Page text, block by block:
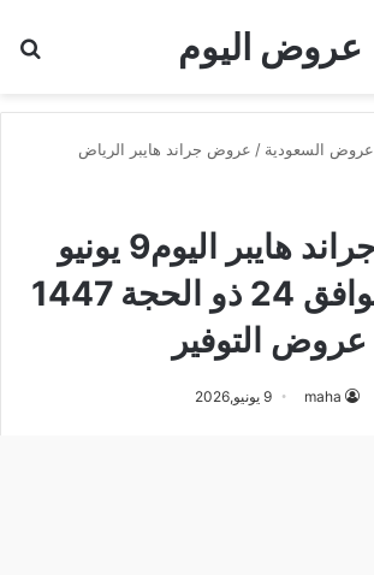
عروض اليوم
عروض السعودية / عروض جراند هايبر الرياض
عروض جراند هايبر اليوم9 يونيو
2026 الموافق 24 ذو الحجة 1447
عروض التوفير
maha 9 يونيو,2026